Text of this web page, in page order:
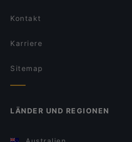
Kontakt
Karriere
Sitemap
LÄNDER UND REGIONEN